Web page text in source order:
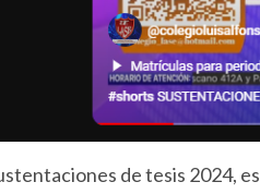
de tesis 2024,